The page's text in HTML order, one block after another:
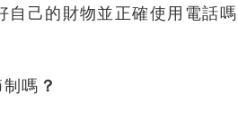
自己的財物並正確使用電話嗎
嗎 ？